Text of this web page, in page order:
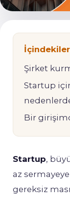
İçindekiler
Şirket
Startup
Bir
Startup,
az
gereksiz